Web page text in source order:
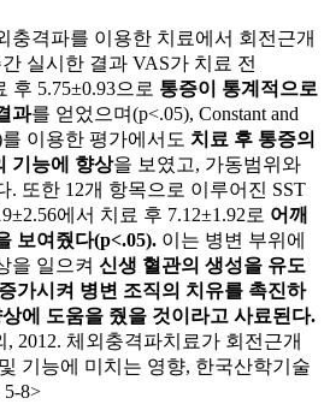
충격파를 이용한 치료에서 회전근개
실시한 결과 VAS가 치료 전
후 5.75±0.93으로 통증이 통계적으로
과를 얻었으며(p<.05), Constant and
를 이용한 평가에서도 치료 후 통증의
기능에 향상을 보였고, 가동범위와
. 또한 12개 항목으로 이루어진 SST
에서 치료 후 7.12±1.92로 어깨
보여줬다(p<.05). 이는 병변 부위에
을 일으켜 신생 혈관의 생성을 유도
가시켜 병변 조직의 치유를 촉진하
에 도움을 줬을 것이라고 사료된다.
2012. 체외충격파치료가 회전근개
기능에 미치는 영향, 한국산학기술
5-8>